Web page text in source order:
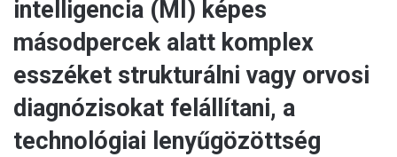
intelligencia (MI) képes
másodpercek alatt komplex
esszéket strukturálni vagy orvosi
diagnózisokat felállítani, a
technológiai lenyűgözöttség